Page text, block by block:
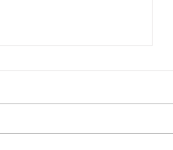
6: «Человек